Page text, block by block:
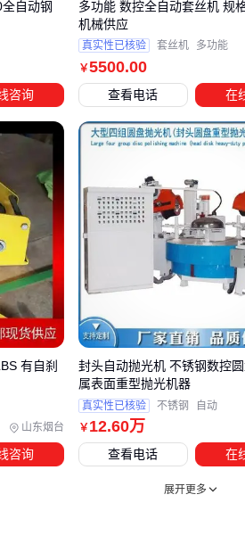
下容易爆裂，
围移动；而挖
油枪头
，避
在震动环境
时不中断。若
枪头，否则会
配套选择的核
等级，再按
要搭配耐压更
五、冬季润
低温环境下，
作效率。此时
增，电池续航
滑脂
，其流
自动钢
咨询
￥5500.00
多功能 数控全自动套丝机 规
机械供应
真实性已核验 套丝机 多功能
查看电话 在
山东烟台
有自刹
咨询
￥ 12.60万
封头自动抛光机 不锈钢数控
属表面重型抛光机器
真实性已核验 不锈钢 自动
查看电话 在
展开更多